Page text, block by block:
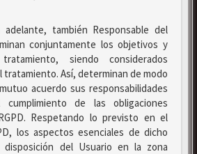
también Responsable del
conjuntamente los objetivos y
siendo considerados
tratamiento. Así, determinan de modo
acuerdo sus responsabilidades
de las obligaciones
Respetando lo previsto en el
los aspectos esenciales de dicho
del Usuario en la zona